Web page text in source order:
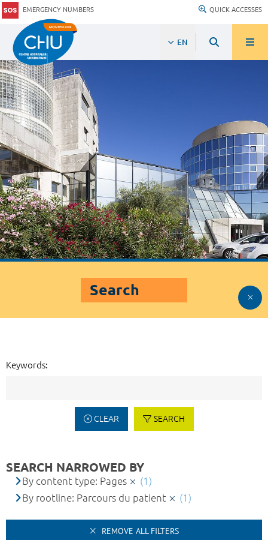
EMERGENCY NUMBERS QUICK ACCESSES
EN
Search
Keywords:
CLEAR SEARCH
SEARCH NARROWED BY
By content type: Pages
(1)
By rootline: Parcours du patient
(1)
REMOVE ALL FILTERS